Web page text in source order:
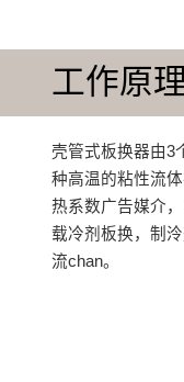
工作原理
壳管式板换器由3
种高温的粘性流
热系数广告媒介
载冷剂板换，制
流chan。